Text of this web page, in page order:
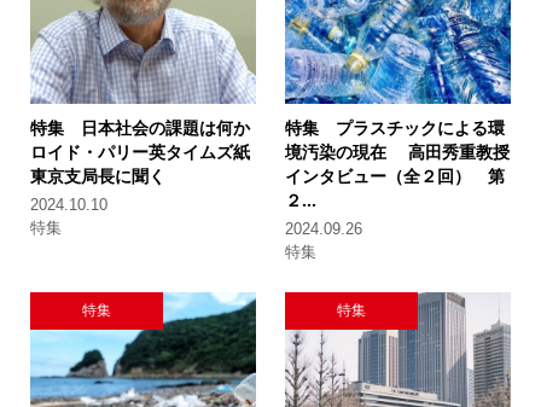
特集 日本社会の課題は何か
ロイド・パリー英タイムズ紙
東京支局長に聞く
2024.10.10
特集
特集 プラスチックによる環
境汚染の現在
高田秀重教授
インタビュー（全２回）
第
２...
2024.09.26
特集
特集 特集